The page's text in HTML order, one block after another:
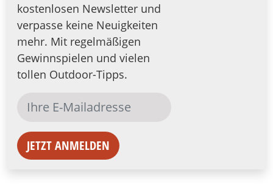
kostenlosen Newsletter und
verpasse keine Neuigkeiten
mehr. Mit regelmäßigen
Gewinnspielen und vielen
tollen Outdoor-Tipps.
JETZT ANMELDEN